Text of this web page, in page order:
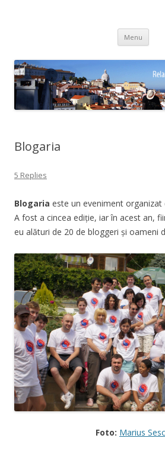
Menu Skip
Blogaria
5 Replies
Blogaria este un eveniment organizat
A fost a cincea ediție, iar în acest an,
eu alături de 20 de bloggeri și oameni
Foto: Marius